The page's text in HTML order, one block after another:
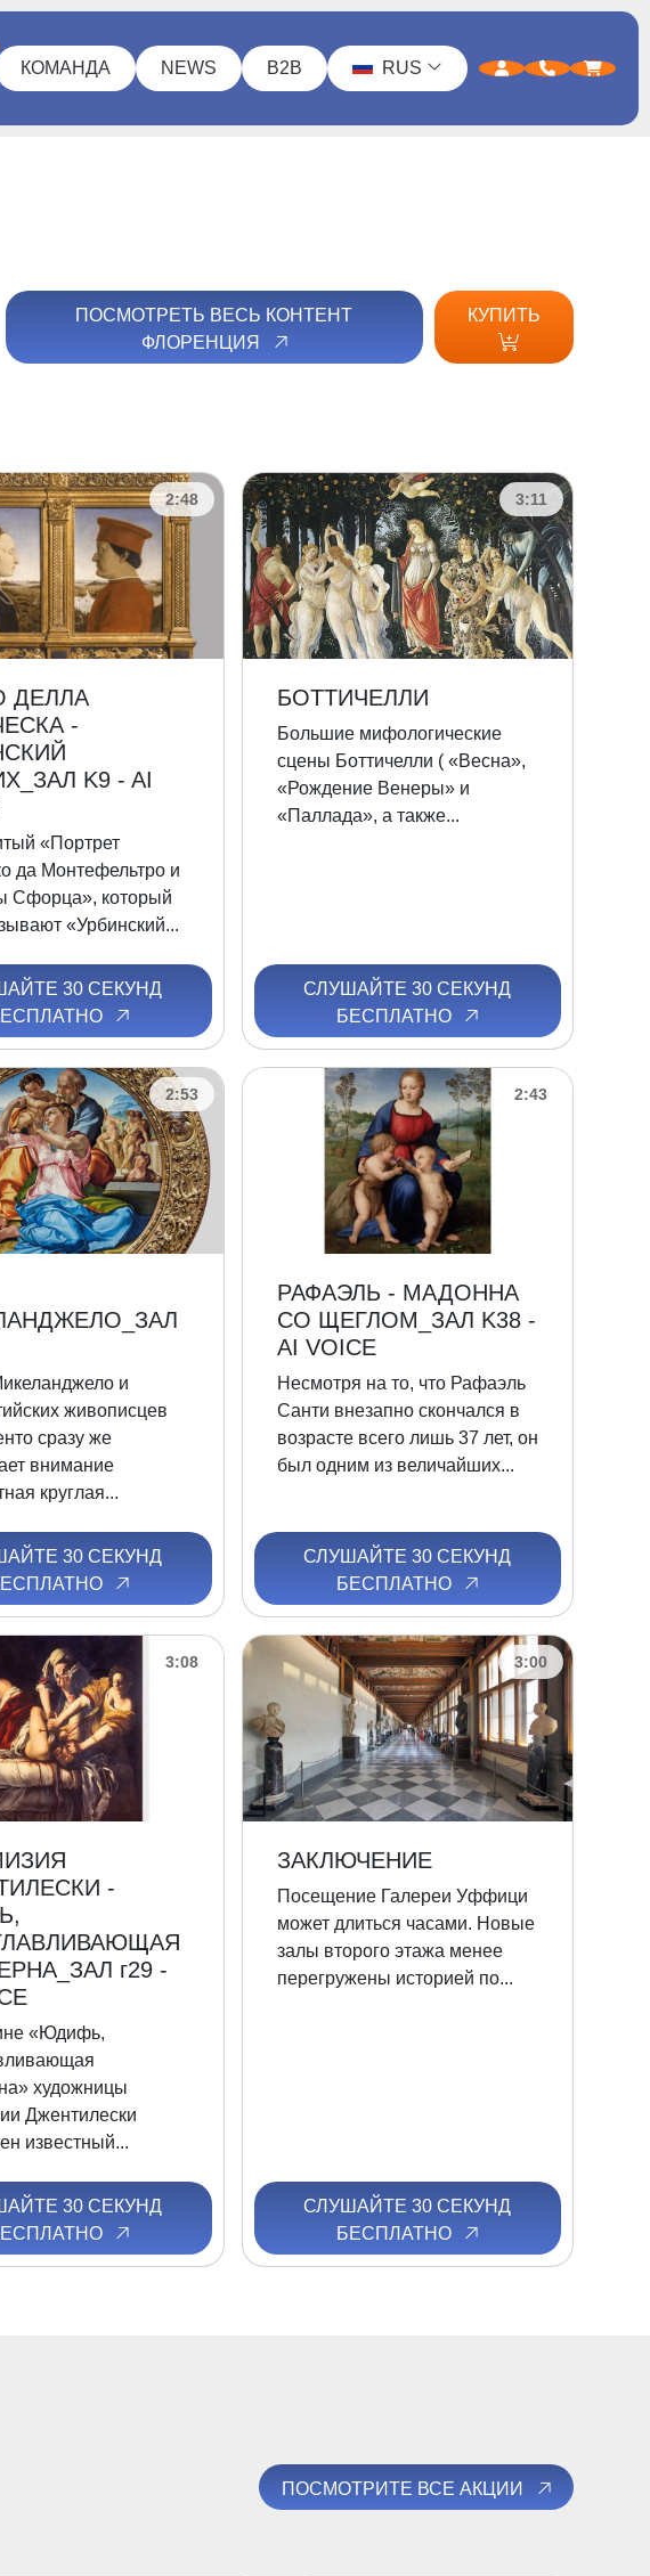
КОМАНДА NEWS B2B RUS
ПОСМОТРЕТЬ ВЕСЬ КОНТЕНТ
ФЛОРЕНЦИЯ
КУПИТЬ
2:48
ДЕЛЛА
-
K9 - AI
«Портрет
да Монтефельтро и
Сфорца», который
«Урбинский...
30 СЕКУНД
3:11
БОТТИЧЕЛЛИ
Большие мифологические
сцены Боттичелли ( «Весна»,
«Рождение Венеры» и
«Паллада», а также...
СЛУШАЙТЕ 30 СЕКУНД
БЕСПЛАТНО
2:53
и
живописцев
сразу же
внимание
круглая...
30 СЕКУНД
2:43
РАФАЭЛЬ - МАДОННА
СО ЩЕГЛОМ_ЗАЛ K38 -
AI VOICE
Несмотря на то, что Рафаэль
Санти внезапно скончался в
возрасте всего лишь 37 лет, он
был одним из величайших...
СЛУШАЙТЕ 30 СЕКУНД
БЕСПЛАТНО
3:08
-
г29 -
«Юдифь,
художницы
Джентилески
известный...
30 СЕКУНД
3:00
ЗАКЛЮЧЕНИЕ
Посещение Галереи Уффици
может длиться часами. Новые
залы второго этажа менее
перегружены историей по...
СЛУШАЙТЕ 30 СЕКУНД
БЕСПЛАТНО
ПОСМОТРИТЕ ВСЕ АКЦИИ